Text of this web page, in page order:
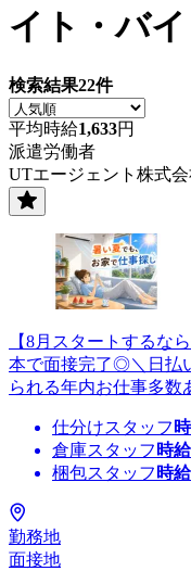
イト・バ
検索結果22件
平均時給1,633円
派遣労働者
UTエージェント株式
【8月スタートするな
本で面接完了◎＼日払
られる年内お仕事多数
仕分けスタッフ
倉庫スタッフ 時給
梱包スタッフ 時給
勤務地
面接地